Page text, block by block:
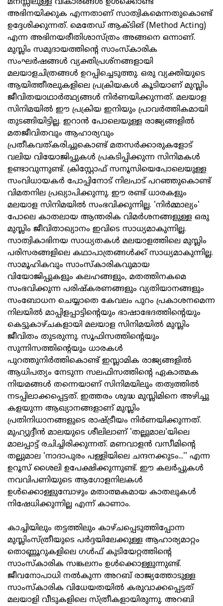
അഭിനയിക്കുക എന്നതാണ് സാത്വികമെന്നതുകൊണ്ട്
ഉദ്ദേശിക്കുന്നത്. മെതേഡ് ആക്ടിങ് (Method Acting)
എന്ന അഭിനയരീതിശാസ്ത്രം അങ്ങനെ ഒന്നാണ്.
മുസ്ലിം സമുദായത്തിന്റെ സാംസ്‌കാരിക
സംഘര്‍ഷങ്ങള്‍ വ്യക്തിപ്രശ്‌നങ്ങളായി
മലയാളചിത്രങ്ങള്‍ ഉറപ്പിച്ചെടുത്തു. ഒരു വ്യക്തിയുടെ
ആയിത്തീരലുകളിലെ പ്രക്രിയകള്‍ കൂടിയാണ് മുസ്ലിം
ജീവിതയാഥാര്‍ത്ഥ്യങ്ങള്‍ നിര്‍ണയിക്കുന്നത്. മലയാള
സിനിമയില്‍ ഈ പ്രക്രിയ ഇനിയും പ്രാവര്‍ത്തികമായി
തുടങ്ങിയിട്ടില്ല. ഇറാന്‍ പോലെയുള്ള രാജ്യങ്ങളില്‍
മതജീവിതവും ആഹാര്യവും
പ്രതീകവത്കരിച്ചുകൊണ്ട് മതസര്‍ക്കാരുകളോട്
വലിയ വിയോജിപ്പുകള്‍ പ്രകടിപ്പിക്കുന്ന സിനിമകള്‍
ഉണ്ടാവുന്നുണ്ട്. ക്രിസ്റ്റോഫ് സനൂസിയെപോലെയുള്ള
സംവിധായകര്‍ പോപ്പിനോട് നിലപാട് പറഞ്ഞുകൊണ്ട്
വിമതനില പ്രഖ്യാപിക്കുന്നു. ഈ രണ്ട് ധാരകളും
മലയാള സിനിമയില്‍ സംഭവിക്കുന്നില്ല. 'നിര്‍മ്മാല്യം'
പോലെ കാതലായ ആന്തരിക വിമര്‍ശനങ്ങളുള്ള ഒരു
മുസ്ലിം ജീവിതാഖ്യാനം ഇവിടെ സാധ്യമാകുന്നില്ല.
സാത്വികാഭിനയ സാധ്യതകള്‍ മലയാളത്തിലെ മുസ്ലിം
പരിസരങ്ങളിലെ കഥാപാത്രങ്ങള്‍ക്ക് സാധ്യമാകുന്നില്ല.
സാമൂഹികവും സാംസ്‌കാരികവുമായ
വിയോജിപ്പുകളും കലഹങ്ങളും, മതത്തിനകമെ
സംഭവിക്കുന്ന പരിഷ്‌കരണങ്ങളും വ്യതിയാനങ്ങളും
സംബോധന ചെയ്യാതെ കേവലം പുറം പ്രകാശനമെന്ന
നിലയില്‍ മാപ്പിളപ്പാട്ടിന്റെയും ഭാഷാഭേദത്തിന്റെയും
കെട്ടുകാഴ്ചകളായി മലയാള സിനിമയില്‍ മുസ്ലിം
ജീവിതം തുടരുന്നു. സൂഫിസത്തിന്റെയും
സുന്നിസത്തിന്റെയും ധാരകള്‍
പുറത്തുനിര്‍ത്തികൊണ്ട് ഇസ്ലാമിക രാജ്യങ്ങളില്‍
ആധിപത്യം നേടുന്ന സലഫിസത്തിന്റെ ഏകാത്മക
നിയമങ്ങള്‍ തന്നെയാണ് സിനിമയിലും തത്വത്തില്‍
നടപ്പിലാക്കപ്പെട്ടത്. ഇത്തരം ശുദ്ധ മുസ്ലിമിനെ അഴിച്ചു
കളയുന്ന ആഖ്യാനങ്ങളാണ് മുസ്ലിം
പ്രതിനിധാനങ്ങളുടെ രാഷ്ട്രീയം നിര്‍ണയിക്കുന്നത്.
മുഹ്യുദ്ദീന്‍ മാലയുടെ ശീലിലാണ് 'തല്ലുമാല'യിലെ
മാലപ്പാട്ട് രചിച്ചിരിക്കുന്നത്. മണവാളന്‍ വസീമിന്റെ
തല്ലുമാല 'നാദാപുരം പള്ളിയിലെ ചന്ദനക്കുടം...'' എന്ന
ഉറൂസ് ശൈലി ഉപേക്ഷിക്കുന്നുണ്ട്. ഈ കലര്‍പ്പുകള്‍
നവവിപണിയുടെ ആഗോളനിലകള്‍
ഉള്‍ക്കൊള്ളുമ്പോഴും മതാത്മകമായ കാതലുകള്‍
നിഷേധിക്കുന്നില്ല എന്ന് കാണാം.
കാച്ചിയിലും തട്ടത്തിലും കാഴ്ചപ്പെടുത്തിപ്പോന്ന
മുസ്ലിംസ്ത്രീയുടെ പര്‍ദ്ദയിലേക്കുള്ള ആഹാര്യമാറ്റം
തൊണ്ണൂറുകളിലെ ഗള്‍ഫ് കുടിയേറ്റത്തിന്റെ
സാംസ്‌കാരിക സങ്കലനം ഉള്‍ക്കൊള്ളുന്നുണ്ട്.
ജീവനോപാധി നല്‍കുന്ന അറബ് രാജ്യത്തോടുള്ള
സാംസ്‌കാരിക വിധേയതയില്‍ കരുവാക്കപ്പെട്ടത്
മലയാളി വീടുകളിലെ സ്ത്രീകളായിരുന്നു. അറബി